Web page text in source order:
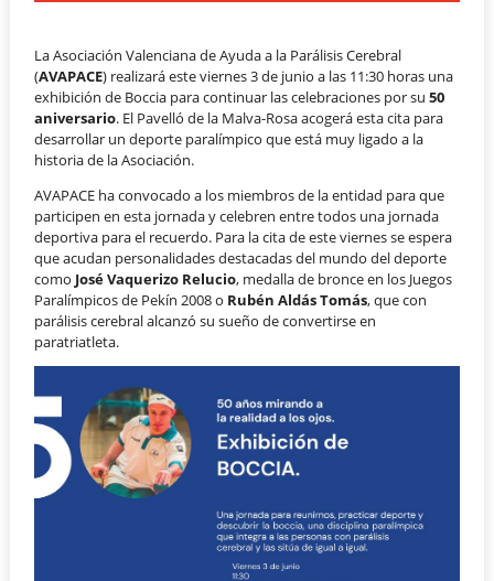
La Asociación Valenciana de Ayuda a la Parálisis Cerebral
(AVAPACE) realizará este viernes 3 de junio a las 11:30 horas una
exhibición de Boccia para continuar las celebraciones por su50
aniversario. El Pavelló de la Malva-Rosa acogerá esta cita para
desarrollar un deporte paralímpico que está muy ligado a la
historia de la Asociación.
AVAPACE ha convocado a los miembros de la entidad para que
participen en esta jornada y celebren entre todos una jornada
deportiva para el recuerdo. Para la cita de este viernes se espera
que acudan personalidades destacadas del mundo del deporte
como José Vaquerizo Relucio, medalla de bronce en los Juegos
Paralímpicos de Pekín 2008 o Rubén Aldás Tomás, que con
parálisis cerebral alcanzó su sueño de convertirse en
paratriatleta.